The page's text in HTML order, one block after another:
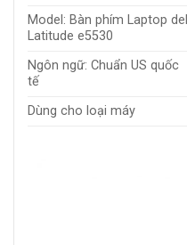
Model: Bàn phím Laptop dell
Latitude e5530
Ngôn ngữ: Chuẩn US quốc
tế
Dùng cho loại máy